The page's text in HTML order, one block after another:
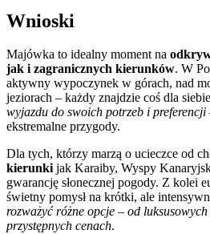
Wnioski
Majówka to idealny moment na
jak i zagranicznych kierunków. W
aktywny wypoczynek w górach, nad
jeziorach – każdy znajdzie coś dla
wyjazdu do swoich potrzeb i preferencji
ekstremalne przygody.
Dla tych, którzy marzą o ucieczce od
kierunkijak Karaiby, Wyspy
gwarancję słonecznej pogody. Z kolei
świetny pomysł na krótki, ale
rozważyć różne opcje – od
przystępnych cenach.